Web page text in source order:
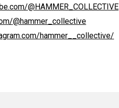
@HAMMER_COLLECTIVE
@hammer_collective
hammer__collective/